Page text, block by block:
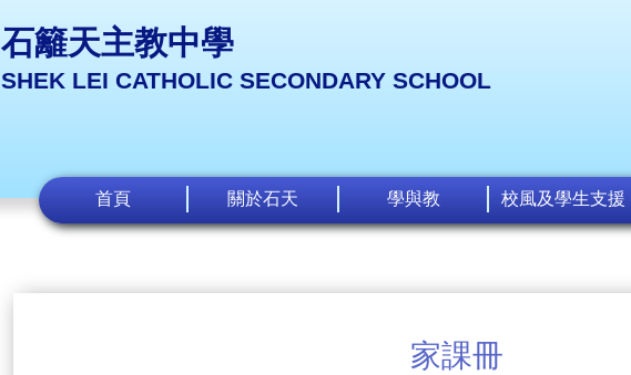
石籬天主教中學
SHEK LEI CATHOLIC SECONDARY SCHOOL
首頁 關於石天 學與教 校風及學生支援
家課冊